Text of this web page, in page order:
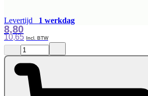
Levertijd 1 werkdag
10,65
8,80